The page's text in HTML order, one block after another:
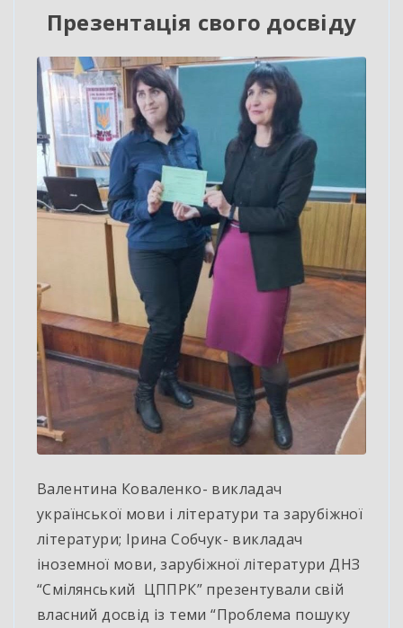
Презентація свого досвіду
Валентина Коваленко- викладач
української мови і літератури та зарубіжної
літератури; Ірина Собчук- викладач
іноземної мови, зарубіжної літератури ДНЗ
“Смілянський ЦППРК” презентували свій
власний досвід із теми “Проблема пошуку